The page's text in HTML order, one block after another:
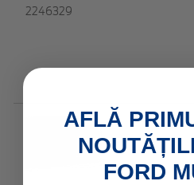
2246329
AFLĂ
FORD